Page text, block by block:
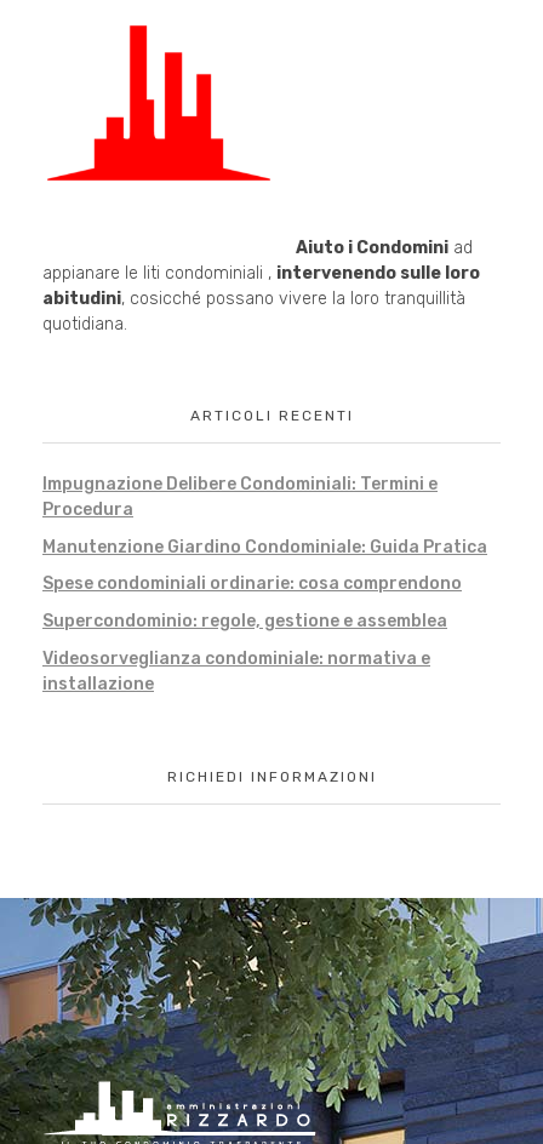
Aiuto i Condominiad
appianare le liti condominiali , intervenendo sulle loro
abitudini, cosicché possano vivere la loro tranquillità
quotidiana.
ARTICOLI RECENTI
Impugnazione Delibere Condominiali: Termini e
Procedura
Manutenzione Giardino Condominiale: Guida Pratica
Spese condominiali ordinarie: cosa comprendono
Supercondominio: regole, gestione e assemblea
Videosorveglianza condominiale: normativa e
installazione
RICHIEDI INFORMAZIONI